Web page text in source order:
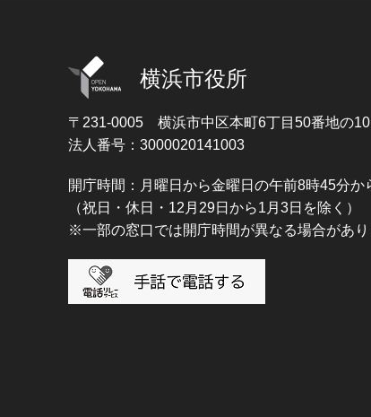
横浜市役所
〒231-0005 横浜市中区本町6丁目50番地の10
法人番号：3000020141003
開庁時間：月曜日から金曜日の午前8時45分か
（祝日・休日・12月29日から1月3日を除く）
※一部の窓口では開庁時間が異なる場合があり